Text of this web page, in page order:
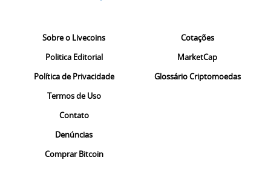
Sobre o Livecoins
Politica Editorial
Política de Privacidade
Termos de Uso
Contato
Denúncias
Comprar Bitcoin
Cotações
MarketCap
Glossário Criptomoedas